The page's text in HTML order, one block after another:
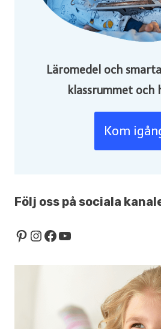
Läromedel och
klassrummet och
Kom
Följ oss på sociala
Pinterest
Instagram
Facebook
YouTube